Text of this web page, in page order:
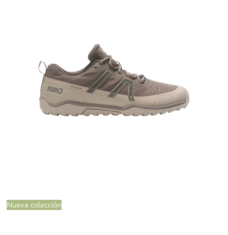
Nueva colección